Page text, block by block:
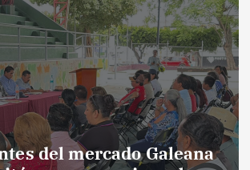
del mercado Galeana